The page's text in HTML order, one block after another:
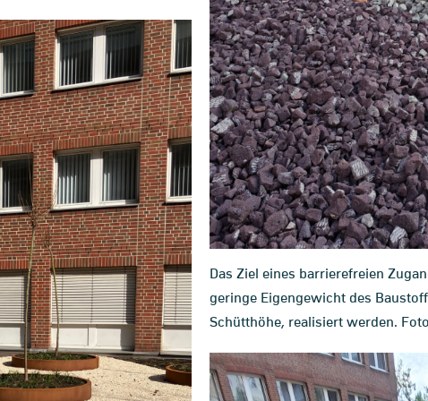
Das Ziel eines barrierefreien
geringe Eigengewicht des
Schütthöhe, realisiert werden.